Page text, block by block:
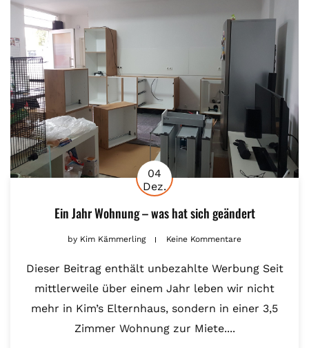
04
Dez.
Ein Jahr Wohnung – was hat sich geändert
by Kim Kämmerling Keine Kommentare
Dieser Beitrag enthält unbezahlte Werbung Seit
mittlerweile über einem Jahr leben wir nicht
mehr in Kim’s Elternhaus, sondern in einer 3,5
Zimmer Wohnung zur Miete....